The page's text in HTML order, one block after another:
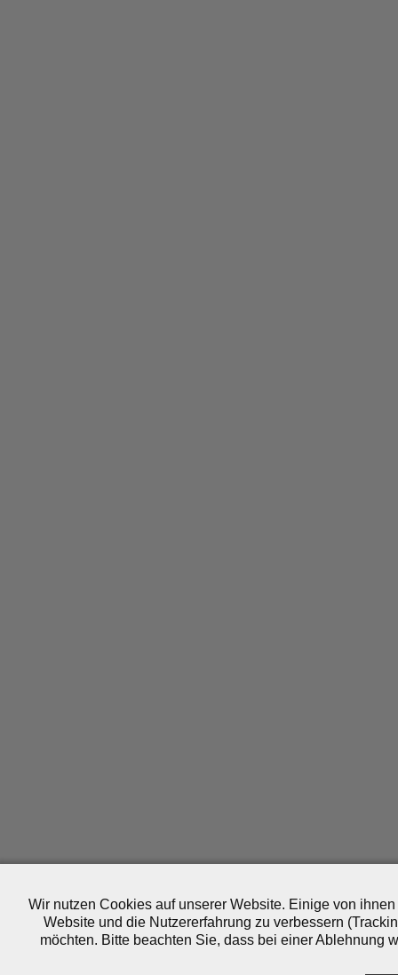
Wir nutzen Cookies auf unserer Website. Einige von
Website und die Nutzererfahrung zu verbessern
möchten. Bitte beachten Sie, dass bei einer Ablehnung